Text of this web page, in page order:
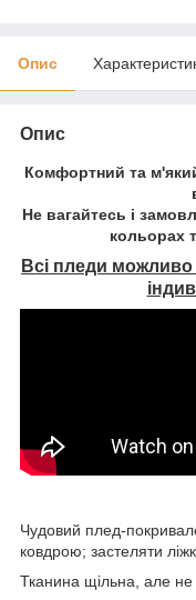
Опис
Опис
Комфортний та
Не вагайтесь і
кольорах
Всі пледи можливо
Чудовий плед-
ковдрою; застеляти
Тканина щільна, але не